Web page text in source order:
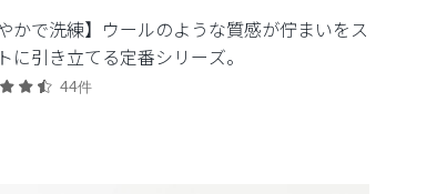
やかで洗練】ウールのような質感が佇まいをス
に引き立てる定番シリーズ。
44件